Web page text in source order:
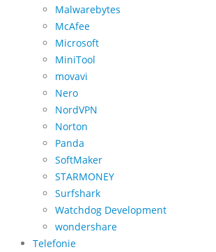
Malwarebytes
McAfee
Microsoft
MiniTool
movavi
Nero
NordVPN
Norton
Panda
SoftMaker
STARMONEY
Surfshark
Watchdog Development
wondershare
Telefonie